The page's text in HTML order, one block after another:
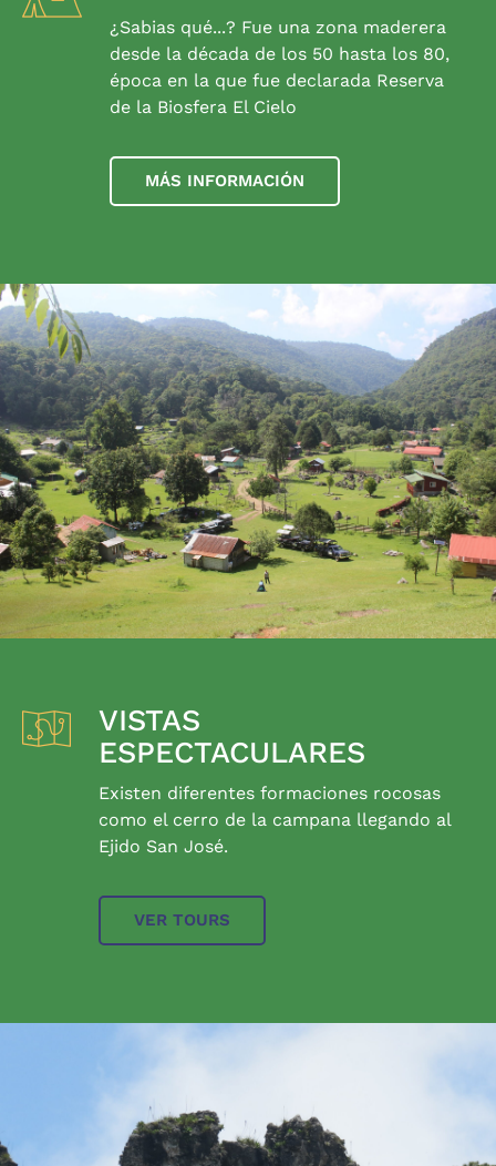
¿Sabias qué...? Fue una zona maderera
desde la década de los 50 hasta los 80,
época en la que fue declarada Reserva
de la Biosfera El Cielo
MÁS INFORMACIÓN
VISTAS
ESPECTACULARES
Existen diferentes formaciones rocosas
como el cerro de la campana llegando al
Ejido San José.
VER TOURS